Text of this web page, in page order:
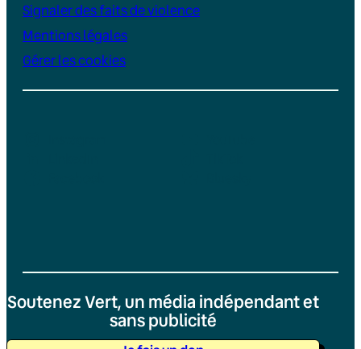
Signaler des faits de violence
Mentions légales
Gérer les cookies
Soutenez Vert, un média indépendant et
sans publicité